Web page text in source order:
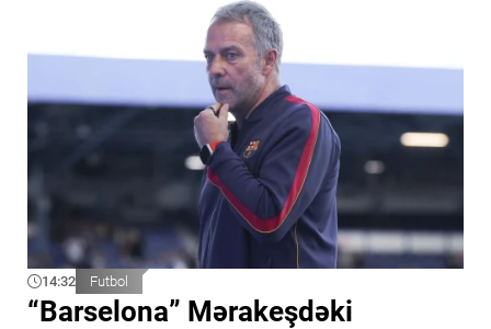
14:32 Futbol
“Barselona” Mərakeşdəki